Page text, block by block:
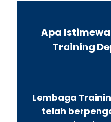
Apa
Training
Lembaga
telah